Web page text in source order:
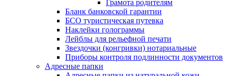
Грамота родителям
Бланк банковской гарантии
БСО туристическая путевка
Наклейки голограммы
Лейблы для рельефной печати
Звездочки (конгривки) нотариальные
Приборы контроля подлинности документов
Адресные папки